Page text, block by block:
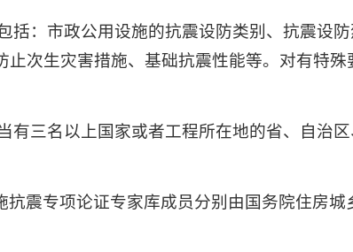
括：市政公用设施的抗震设防类别、抗震设
次生灾害措施、基础抗震性能等。对有特
有三名以上国家或者工程所在地的省、自治
震专项论证专家库成员分别由国务院住房